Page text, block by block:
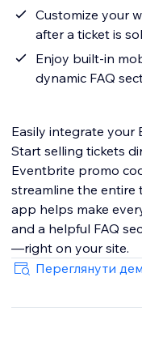
Customize your
after a ticket is
Enjoy built-in
dynamic FAQ
Easily integrate your
Start selling tickets
Eventbrite promo
streamline the entire
app helps make
and a helpful FAQ
—right on your site.
Переглянути